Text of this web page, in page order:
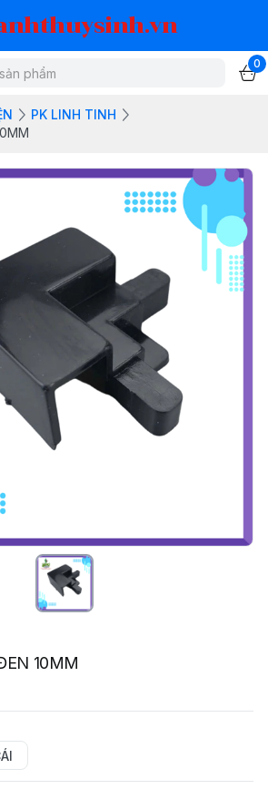
0
PK LINH TINH
10MM